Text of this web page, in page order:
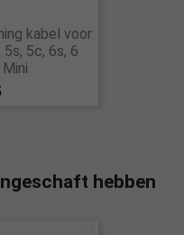
kabel voor
5s, 5c, 6s, 6
hebben